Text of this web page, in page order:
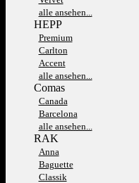
alle ansehen...
HEPP
Premium
Carlton
Accent
alle ansehen...
Comas
Canada
Barcelona
alle ansehen...
RAK
Anna
Baguette
Classik